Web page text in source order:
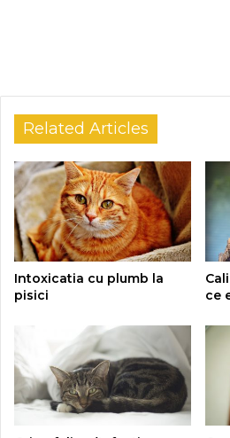
Related Articles
Intoxicatia cu plumb la
pisici
ce